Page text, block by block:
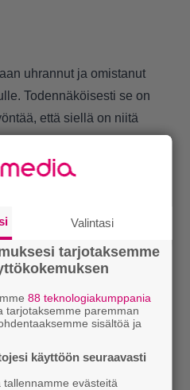
uhrannut ja omistanut
Todennäköisesti se on
että siellä on niitä
ja se terveys ei ole hyvä,
sanoo Lehtola.
Koiran antamilla
Valintasi
tarjotaksemme
88 teknologiakumppania
tarjotaksemme paremman
sisältöä ja
käyttöön seuraavasti
evästeitä